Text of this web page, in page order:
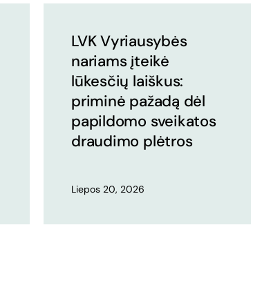
LVK Vyriausybės
nariams įteikė
lūkesčių laiškus:
priminė pažadą dėl
papildomo sveikatos
draudimo plėtros
Liepos 20, 2026